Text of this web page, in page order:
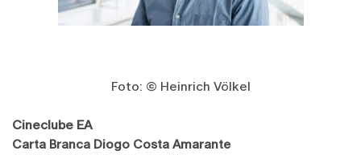
Foto: © Heinrich Völkel
Cineclube EA
Carta Branca Diogo Costa Amarante